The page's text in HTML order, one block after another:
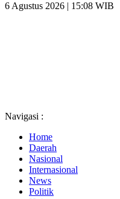
6 Agustus 2026 | 15:08 WIB
Navigasi :
Home
Daerah
Nasional
Internasional
News
Politik